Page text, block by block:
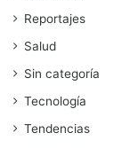
Reportajes
Salud
Sin categoría
Tecnología
Tendencias